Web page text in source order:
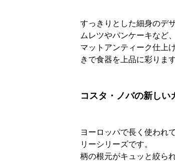
すっきりとした細身のデ
ムレツやパンケーキなど
マットアンティーク仕上
きで食器を上品に彩ります
コスタ・ノバの新しい
ヨーロッパで長く使われ
リーシリーズです。
柄の根元がキュッと絞ら